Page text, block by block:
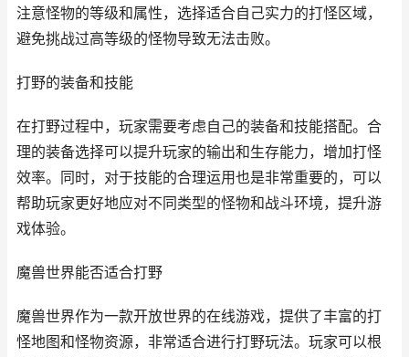
注意怪物的等级和属性，选择适合自己实力的打怪区域，
避免挑战过高等级的怪物导致无法击败。
打野的装备和技能
在打野过程中，玩家需要考虑自己的装备和技能搭配。合
理的装备选择可以提升玩家的输出和生存能力，增加打怪
效率。同时，对于技能的合理运用也是非常重要的，可以
帮助玩家更好地应对不同类型的怪物和战斗环境，提升游
戏体验。
魔兽世界能否适合打野
魔兽世界作为一款开放世界的在线游戏，提供了丰富的打
怪地图和怪物资源，非常适合进行打野玩法。玩家可以根